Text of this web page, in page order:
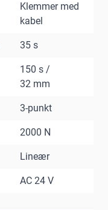
Klemmer med
kabel
35 s
150 s /
32 mm
3-punkt
2000 N
Lineær
AC 24 V